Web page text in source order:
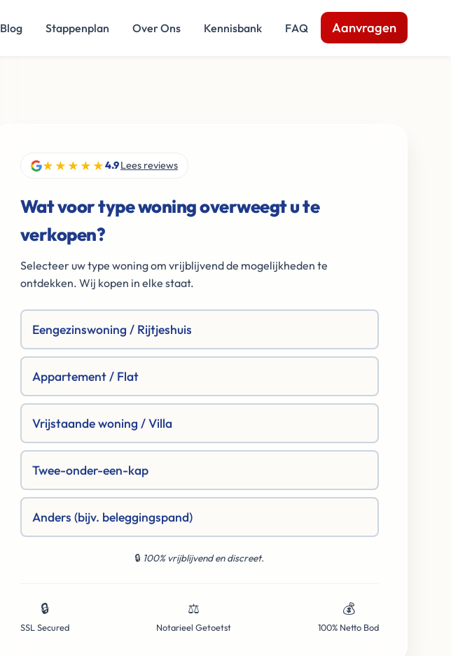
Blog Stappenplan Over Ons Kennisbank FAQ Aanvragen
★★★★★4.9Lees reviews
Wat voor type woning overweegt u te
verkopen?
Selecteer uw type woning om vrijblijvend de mogelijkheden te
ontdekken. Wij kopen in elke staat.
Eengezinswoning / Rijtjeshuis
Appartement / Flat
Vrijstaande woning / Villa
Twee-onder-een-kap
Anders (bijv. beleggingspand)
🔒 100% vrijblijvend en discreet.
🔒
SSL Secured
⚖️
Notarieel Getoetst
💰
100% Netto Bod